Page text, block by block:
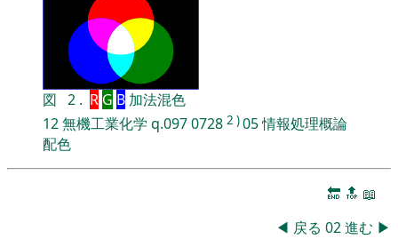
図 2 . R G B加法混色
12無機工業化学 q.0970728 2 )05情報処理概論
配色
🔚 🔝 📖
◀ 戻る 02進む ▶